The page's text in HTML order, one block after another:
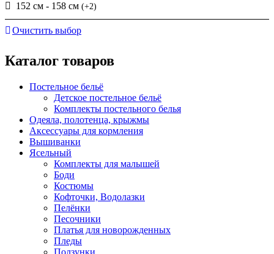
152 см - 158 см (+2)
Очистить выбор
Каталог товаров
Постельное бельё
Детское постельное бельё
Комплекты постельного белья
Одеяла, полотенца, крыжмы
Аксессуары для кормления
Вышиванки
Ясельный
Комплекты для малышей
Боди
Костюмы
Кофточки, Водолазки
Пелёнки
Песочники
Платья для новорожденных
Пледы
Ползунки